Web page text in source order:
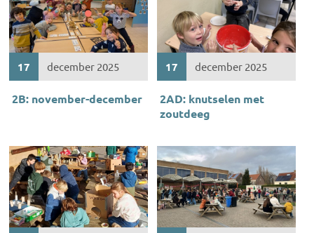
17 december 2025
2B: november-december
17 december 2025
2AD: knutselen met
zoutdeeg